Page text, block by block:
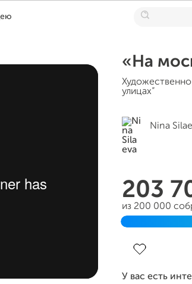
«На
улицах”
Nina
203
из 200 000
У вас есть